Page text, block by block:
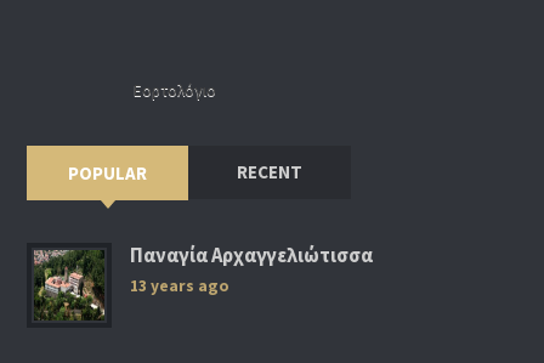
Εορτολόγιο
POPULAR RECENT
Παναγία Αρχαγγελιώτισσα
13 years ago